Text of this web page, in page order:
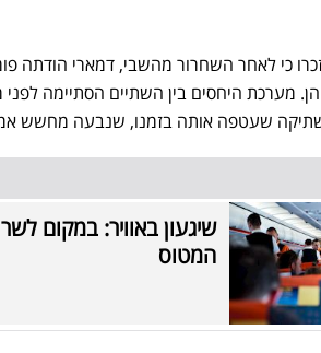
כי לאחר השחרור מהשבי, דמארי הודתה
מערכת היחסים בין השתיים הסתיימה
שעטפה אותה בזמנו, שנבעה מחשש
שיגעון באוויר: במקום
המטוס